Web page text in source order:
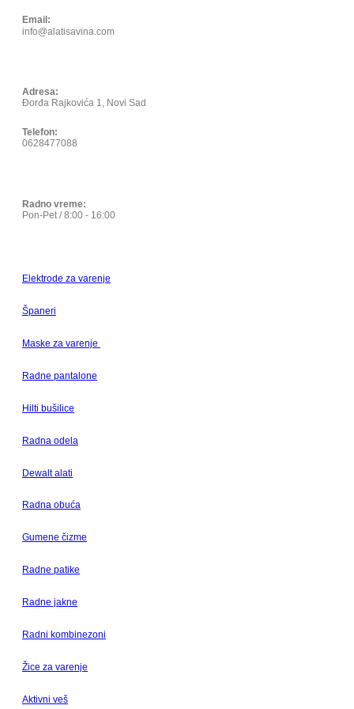
Email:
info@alatisavina.com
Adresa:
Đorđa Rajkovića 1, Novi Sad
Telefon:
0628477088
Radno vreme:
Pon-Pet / 8:00 - 16:00
Elektrode za varenje
Španeri
Maske za varenje
Radne pantalone
Hilti bušilice
Radna odela
Dewalt alati
Radna obuća
Gumene čizme
Radne patike
Radne jakne
Radni kombinezoni
Žice za varenje
Aktivni veš